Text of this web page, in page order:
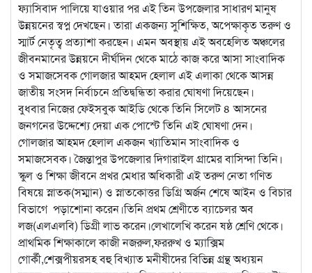
ফ্যাসিবাদ পালিয়ে যাওয়ার পর এই তিন উপজেলার সাধারণ মানুষ
উন্নয়নের স্বপ্ন দেখছেন। তারা একজন্য সুশিক্ষিত, অপেক্ষাকৃত তরুণ ও
স্মার্ট নেতৃত্ব প্রত্যাশা করছেন। এমন অবস্থায় এই অবহেলিত অঞ্চলের
জীবনমানের উন্নয়নে দীর্ঘদিন থেকে মাঠে কাজ করে আসা সাংবাদিক
ও সমাজসেবক গোলজার আহমদ হেলাল এই এলাকা থেকে আসন্ন
জাতীয় সংসদ নির্বাচনে প্রতিদ্বন্ধিতা করার ঘোষণা দিয়েছেন।
বুধবার নিজের ফেইসবুক আইডি থেকে তিনি সিলেট ৪ আসনের
জনগনের উদ্দেশ্যে দেয়া এক পোস্টে তিনি এই ঘোষণা দেন।
গোলজার আহমদ হেলাল একজন খ্যাতিমান সাংবাদিক ও
সমাজসেবক। জৈন্তাপুর উপজেলার দিগারাইল গ্রামের বাসিন্দা তিনি।
স্কুল ও শিক্ষা জীবনে প্রখর মেধার অধিকারী এই তরুণ নেতা গণিত
বিষয়ে স্নাতক(সম্মান) ও স্নাতকোত্তর ডিগ্রি অর্জন শেষে আইন ও বিচার
বিভাগে পড়াশোনা করেন।তিনি প্রথম শ্রেণীতে ব্যাচেলর অব
লজ(এলএলবি) ডিগ্রী লাভ করেন।লেখালেখি করেন ষষ্ঠ শ্রেণি থেকে।
প্রাথমিক শিক্ষাকালে কাজী নজরুল,ফররুখ ও ম্যাক্সিম
গোর্কী,শেক্সপীয়রসহ বহু বিখ্যাত মনীষীদের বিভিন্ন গ্রন্থ অধ্যয়ন